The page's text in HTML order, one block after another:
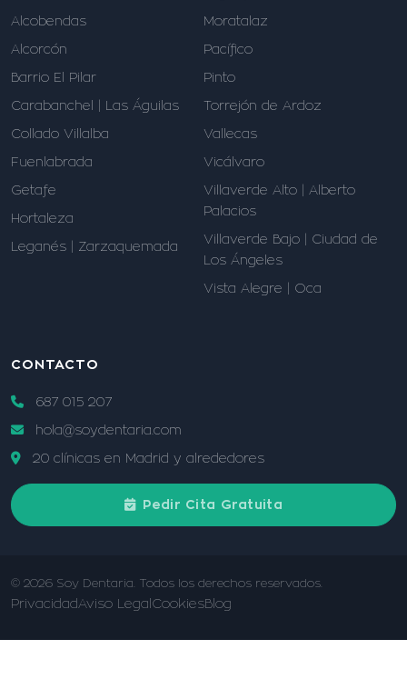
Alcobendas
Alcorcón
Barrio El Pilar
Carabanchel | Las Águilas
Collado Villalba
Fuenlabrada
Getafe
Hortaleza
Leganés | Zarzaquemada
Moratalaz
Pacífico
Pinto
Torrejón de Ardoz
Vallecas
Vicálvaro
Villaverde Alto | Alberto
Palacios
Villaverde Bajo | Ciudad de
Los Ángeles
Vista Alegre | Oca
CONTACTO
687 015 207
hola@soydentaria.com
20 clínicas en Madrid y alrededores
Pedir Cita Gratuita
© 2026 Soy Dentaria. Todos los derechos reservados.
Privacidad Aviso Legal CookiesBlog